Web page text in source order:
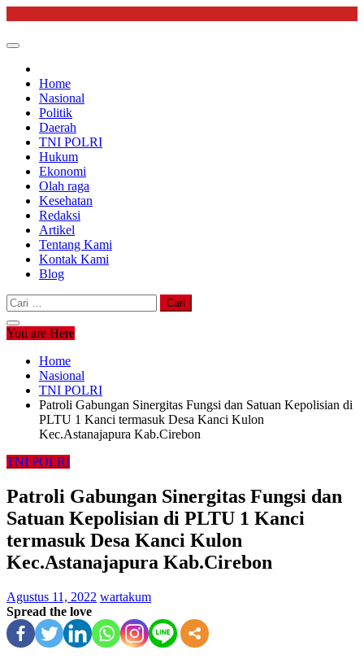
content
Home
Nasional
Politik
Daerah
TNI POLRI
Hukum
Ekonomi
Olah raga
Kesehatan
Redaksi
Artikel
Tentang Kami
Kontak Kami
Blog
Cari
untuk:
You are Here
Home
Nasional
TNI POLRI
Patroli Gabungan Sinergitas Fungsi dan Satuan Kepolisian di
PLTU 1 Kanci termasuk Desa Kanci Kulon
Kec.Astanajapura Kab.Cirebon
TNI POLRI
Patroli Gabungan Sinergitas Fungsi dan
Satuan Kepolisian di PLTU 1 Kanci
termasuk Desa Kanci Kulon
Kec.Astanajapura Kab.Cirebon
Agustus 11, 2022 wartakum
Spread the love